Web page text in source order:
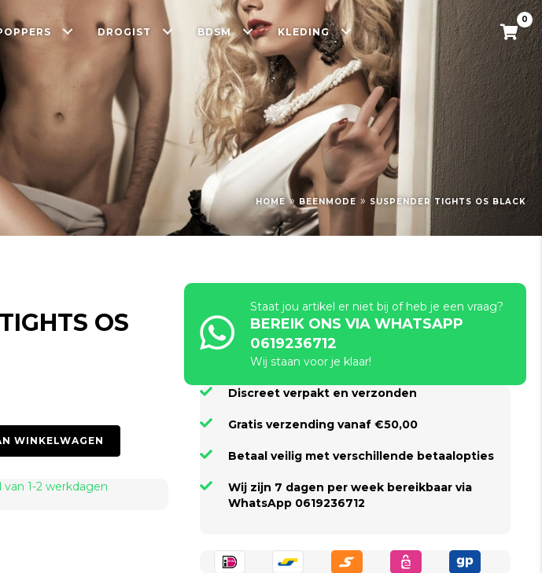
DROGIST BDSM KLEDING
0
HOME » BEENMODE » SUSPENDER TIGHTS OS BLACK
OS
WINKELWAGEN
1-2 werkdagen
Staat jou artikel er niet bij of heb je een vraag?
BEREIK ONS VIA WHATSAPP
0619236712
Wij staan voor je klaar!
Discreet verpakt en verzonden
Gratis verzending vanaf €50,00
Betaal veilig met verschillende betaalopties
Wij zijn 7 dagen per week bereikbaar via
WhatsApp 0619236712